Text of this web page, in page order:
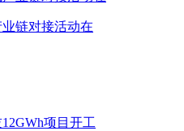
链对接活动在
项目开工